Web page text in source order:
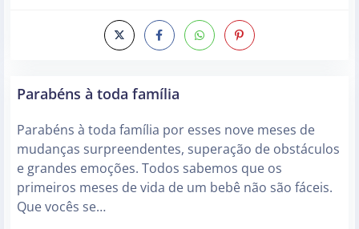
Parabéns à toda família
Parabéns à toda família por esses nove meses de
mudanças surpreendentes, superação de obstáculos
e grandes emoções. Todos sabemos que os
primeiros meses de vida de um bebê não são fáceis.
Que vocês se…